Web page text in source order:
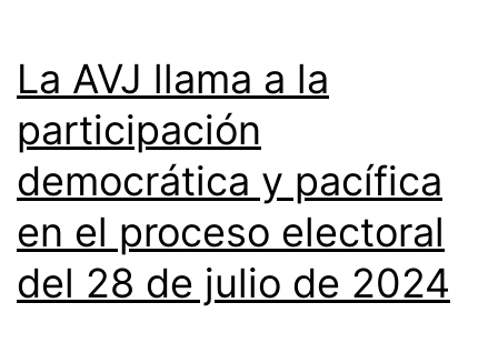
La AVJ llama a la
participación
democrática y pacífica
en el proceso electoral
del 28 de julio de 2024